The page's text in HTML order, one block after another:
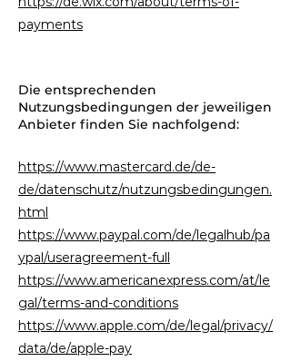
payments
Die entsprechenden
Nutzungsbedingungen der jeweiligen
Anbieter finden Sie nachfolgend:
https://www.mastercard.de/de-
de/datenschutz/nutzungsbedingungen.
html
https://www.paypal.com/de/legalhub/pa
ypal/useragreement-full
https://www.americanexpress.com/at/le
gal/terms-and-conditions
https://www.apple.com/de/legal/privacy/
data/de/apple-pay